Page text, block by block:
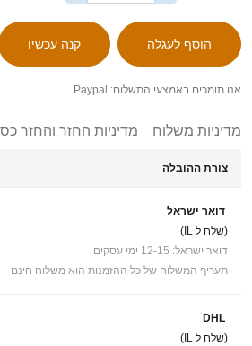
אנו תומכים באמצעי התשלום: Paypal
מדיניות משלוח מדיניות החזר והחזר
צורת ההובלה
דואר ישראל
(שלח ל IL)
דואר ישראל: 12-15 ימי עסקים
תעריף המשלוח של כל ההזמנות הוא משלוח חינם
DHL
(שלח ל IL)